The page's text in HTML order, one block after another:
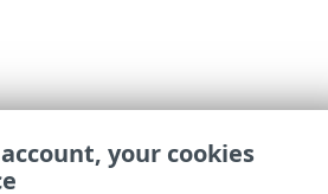
your cookies